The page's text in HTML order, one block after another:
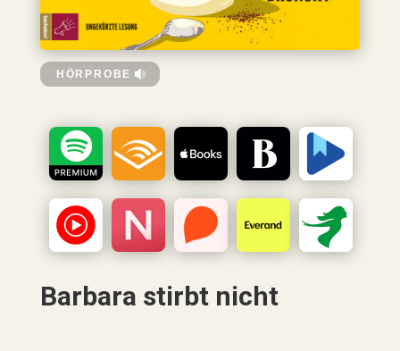
HÖRPROBE
Barbara stirbt nicht